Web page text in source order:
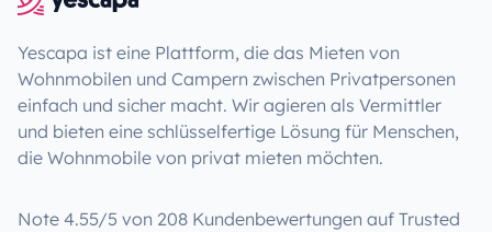
Yescapa ist eine Plattform, die das Mieten von
Wohnmobilen und Campern zwischen Privatpersonen
einfach und sicher macht. Wir agieren als Vermittler
und bieten eine schlüsselfertige Lösung für Menschen,
die Wohnmobile von privat mieten möchten.
Note 4.55/5 von 208 Kundenbewertungen auf Trusted